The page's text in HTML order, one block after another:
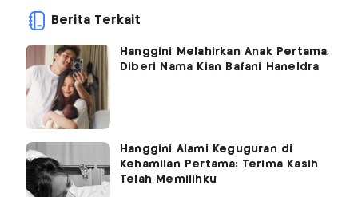
Berita Terkait
Hanggini Melahirkan Anak Pertama,
Diberi Nama Kian Bafani Haneldra
Hanggini Alami Keguguran di
Kehamilan Pertama: Terima Kasih
Telah Memilihku